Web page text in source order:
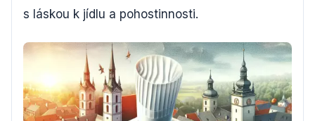
s láskou k jídlu a pohostinnosti.